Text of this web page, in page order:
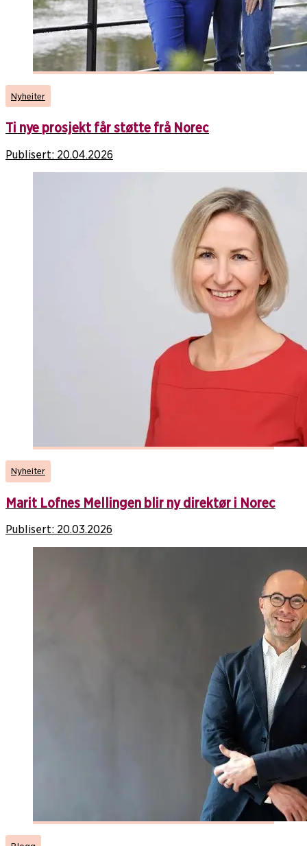
Nyheiter
Ti nye prosjekt får støtte frå Norec
Publisert: 20.04.2026
Nyheiter
Marit Lofnes Mellingen blir ny direktør i Norec
Publisert: 20.03.2026